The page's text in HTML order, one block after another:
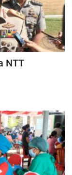
NTT